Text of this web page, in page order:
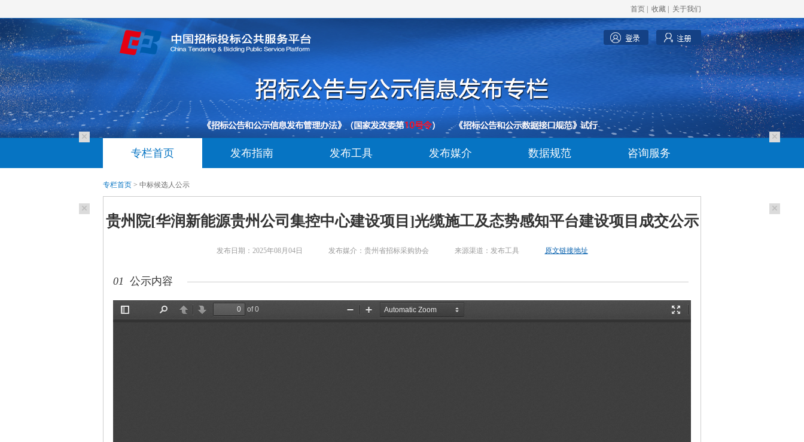
首页 收藏 关于我们
专栏首页 发布指南 发布工具 发布媒介 数据规范 咨询服务
专栏首页 > 中标候选人公示
贵州院[华润新能源贵州公司集控中心建设项目]光缆施工及态势感知平台建设项目成交公示
发布日期：2025年08月04日 发布媒介：贵州省招标采购协会 来源渠道：发布工具 原文链接地址
01 公示内容